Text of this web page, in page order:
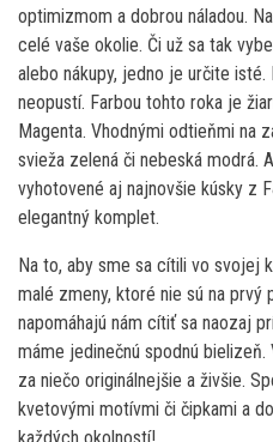
optimizmom a dobrou náladou.
celé vaše okolie. Či už sa tak
alebo nákupy, jedno je určite
neopustí. Farbou tohto roka je
Magenta. Vhodnými odtieňmi na
svieža zelená či nebeská modrá.
vyhotovené aj najnovšie kúsky z
elegantný komplet.
Na to, aby sme sa cítili vo svojej
malé zmeny, ktoré nie sú na prvý
napomáhajú nám cítiť sa naozaj
máme jedinečnú spodnú
za niečo originálnejšie a živšie.
kvetovými motívmi či čipkami a